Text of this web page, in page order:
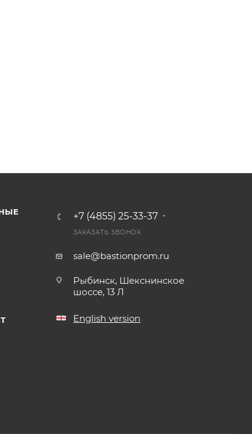
+7 (4855) 25-33-37
ЗАКАЗАТЬ ЗВОНОК
sale@bastionprom.ru
Рыбинск, Шекснинское
шоссе, 13 Л
English version